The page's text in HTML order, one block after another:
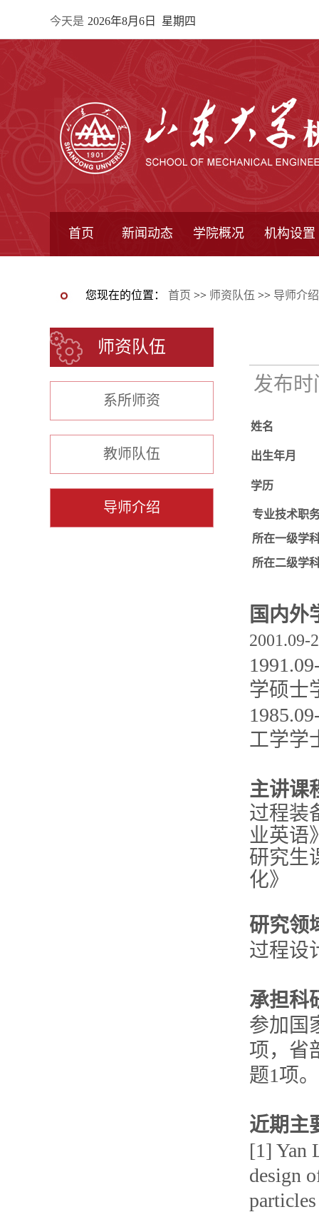
今天是 2026年8月6日 星期四
首页 新闻动态 学院概况 机构设置
您现在的位置： 首页 >> 师资队伍 >> 导师介绍
师资队伍
系所师资
教师队伍
导师介绍
发布
姓名
出生年月
学历
专业技术职
所在一级学
所在二级学
国内外
学硕士
工学学
主讲课
过程装
业英语
研究生
化》
研究领
过程设
承担科
参加国
项，省
题1项。
近期主
[1] Yan
design